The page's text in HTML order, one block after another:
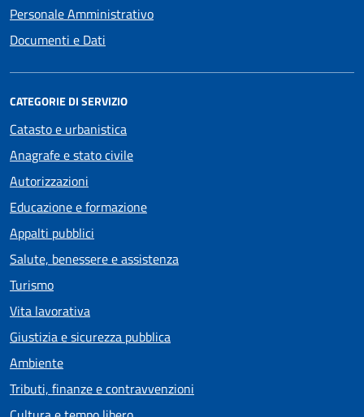
Personale Amministrativo
Documenti e Dati
CATEGORIE DI SERVIZIO
Catasto e urbanistica
Anagrafe e stato civile
Autorizzazioni
Educazione e formazione
Appalti pubblici
Salute, benessere e assistenza
Turismo
Vita lavorativa
Giustizia e sicurezza pubblica
Ambiente
Tributi, finanze e contravvenzioni